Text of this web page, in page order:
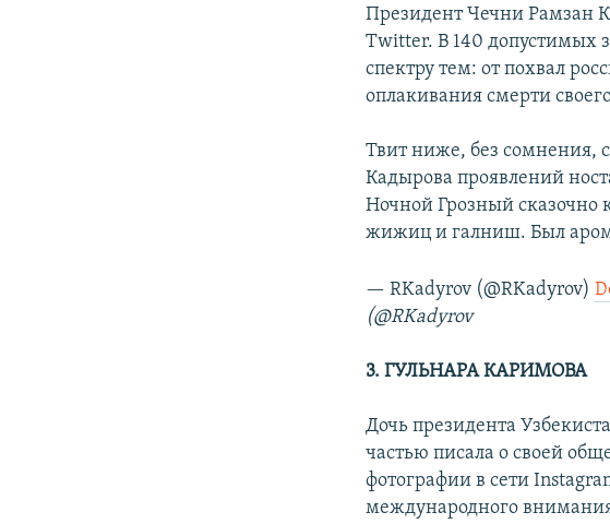
Президент Чечни Рамзан
Twitter. В 140 допустимых
спектру тем: от похвал
оплакивания смерти
Твит ниже, без сомнения,
Кадырова проявлений
Ночной Грозный сказочно
жижиц и галниш. Был
— RKadyrov (@RKadyrov)
(@RKadyrov
3. ГУЛЬНАРА КАРИМОВА
Дочь президента
частью писала о своей
фотографии в сети
международного